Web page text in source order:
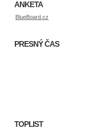
ANKETA
BlueBoard.cz
PRESNÝ ČAS
TOPLIST